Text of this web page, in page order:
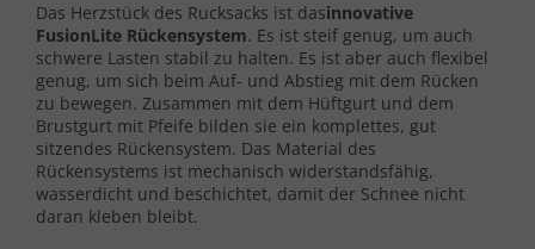
Das Herzstück des Rucksacks ist dasinnovative
FusionLite Rückensystem. Es ist steif genug, um auch
schwere Lasten stabil zu halten. Es ist aber auch flexibel
genug, um sich beim Auf- und Abstieg mit dem Rücken
zu bewegen. Zusammen mit dem Hüftgurt und dem
Brustgurt mit Pfeife bilden sie ein komplettes, gut
sitzendes Rückensystem. Das Material des
Rückensystems ist mechanisch widerstandsfähig,
wasserdicht und beschichtet, damit der Schnee nicht
daran kleben bleibt.